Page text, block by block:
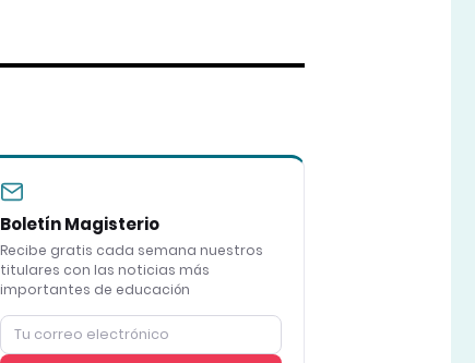
Boletín Magisterio
Recibe gratis cada semana nuestros
titulares con las noticias más
importantes de educación